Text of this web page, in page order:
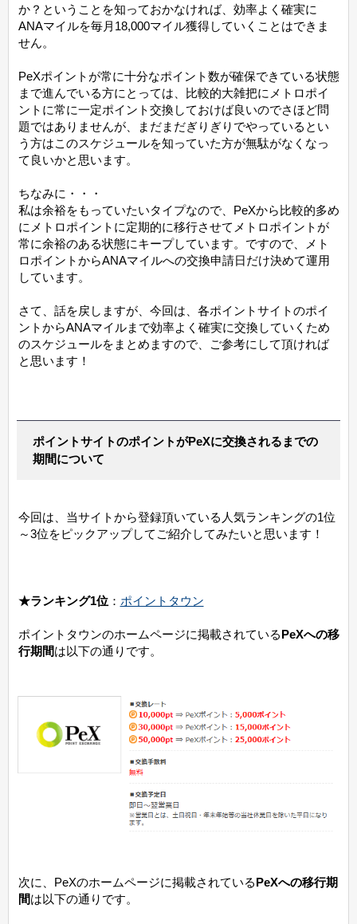
か？ということを知っておかなければ、効率よく確実に
ANAマイルを毎月18,000マイル獲得していくことはできま
せん。
PeXポイントが常に十分なポイント数が確保できている状態
まで進んでいる方にとっては、比較的大雑把にメトロポイ
ントに常に一定ポイント交換しておけば良いのでさほど問
題ではありませんが、まだまだぎりぎりでやっているとい
う方はこのスケジュールを知っていた方が無駄がなくなっ
て良いかと思います。
ちなみに・・・
私は余裕をもっていたいタイプなので、PeXから比較的多め
にメトロポイントに定期的に移行させてメトロポイントが
常に余裕のある状態にキープしています。ですので、メト
ロポイントからANAマイルへの交換申請日だけ決めて運用
しています。
さて、話を戻しますが、今回は、各ポイントサイトのポイ
ントからANAマイルまで効率よく確実に交換していくため
のスケジュールをまとめますので、ご参考にして頂ければ
と思います！
ポイントサイトのポイントがPeXに交換されるまでの
期間について
今回は、当サイトから登録頂いている人気ランキングの1位
～3位をピックアップしてご紹介してみたいと思います！
★ランキング1位： ポイントタウン
ポイントタウンのホームページに掲載されているPeXへの移
行期間は以下の通りです。
次に、PeXのホームページに掲載されているPeXへの移行期
間は以下の通りです。